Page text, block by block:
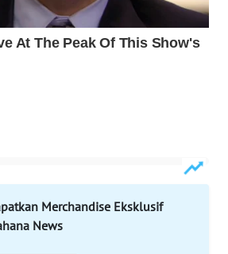
Merchandise Eksklusif
News